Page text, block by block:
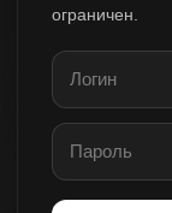
ограничен.